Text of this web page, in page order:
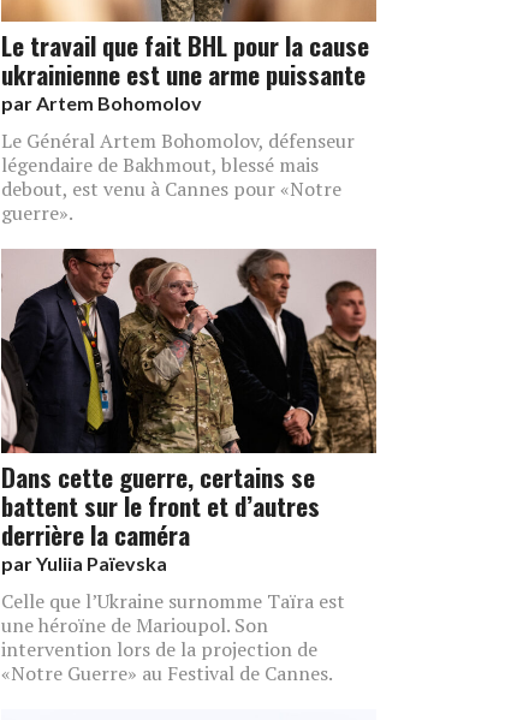
Le travail que fait BHL pour la cause
ukrainienne est une arme puissante
par Artem Bohomolov
Le Général Artem Bohomolov, défenseur
légendaire de Bakhmout, blessé mais
debout, est venu à Cannes pour «Notre
guerre».
Dans cette guerre, certains se
battent sur le front et d’autres
derrière la caméra
parYuliia Païevska
Celle que l’Ukraine surnomme Taïra est
une héroïne de Marioupol. Son
intervention lors de la projection de
«Notre Guerre» au Festival de Cannes.